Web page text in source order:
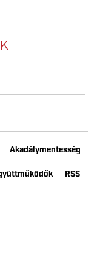
Akadálymentesség
RSS